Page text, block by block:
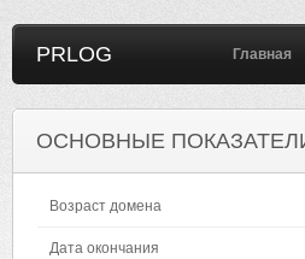
PRLOG Главная
ОСНОВНЫЕ
Возраст домена
Дата окончания